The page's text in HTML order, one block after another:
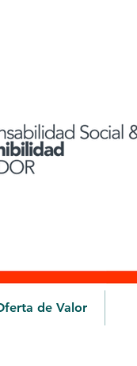
de Valor